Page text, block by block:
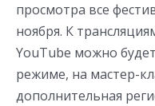
просмотра все
ноября. К
YouTube можно
режиме, на мастер-
дополнительная